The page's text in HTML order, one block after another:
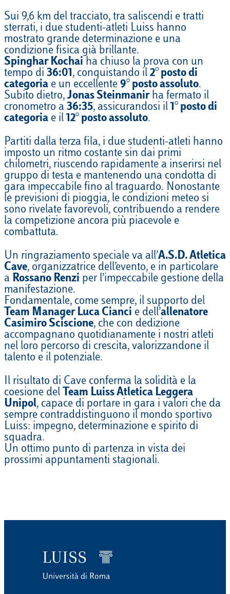
Sui 9,6 km del tracciato, tra saliscendi e tratti
sterrati, i due studenti-atleti Luiss hanno
mostrato grande determinazione e una
condizione fisica già brillante.
Spinghar Kochai ha chiuso la prova con un
tempo di 36:01, conquistando il 2° posto di
categoria e un eccellente 9° posto assoluto.
Subito dietro, Jonas Steinmanirha fermato il
cronometro a 36:35, assicurandosi il 1° posto di
categoria e il 12° posto assoluto.
Partiti dalla terza fila, i due studenti-atleti hanno
imposto un ritmo costante sin dai primi
chilometri, riuscendo rapidamente a inserirsi nel
gruppo di testa e mantenendo una condotta di
gara impeccabile fino al traguardo. Nonostante
le previsioni di pioggia, le condizioni meteo si
sono rivelate favorevoli, contribuendo a rendere
la competizione ancora più piacevole e
combattuta.
Un ringraziamento speciale va all’A.S.D. Atletica
Cave, organizzatrice dell’evento, e in particolare
a Rossano Renzi per l’impeccabile gestione della
manifestazione.
Fondamentale, come sempre, il supporto del
Team Manager Luca Cianci e dell’allenatore
Casimiro Sciscione, che con dedizione
accompagnano quotidianamente i nostri atleti
nel loro percorso di crescita, valorizzandone il
talento e il potenziale.
Il risultato di Cave conferma la solidità e la
coesione del Team Luiss Atletica Leggera
Unipol, capace di portare in gara i valori che da
sempre contraddistinguono il mondo sportivo
Luiss: impegno, determinazione e spirito di
squadra.
Un ottimo punto di partenza in vista dei
prossimi appuntamenti stagionali.